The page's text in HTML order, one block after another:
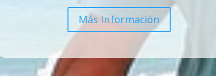
Más Información